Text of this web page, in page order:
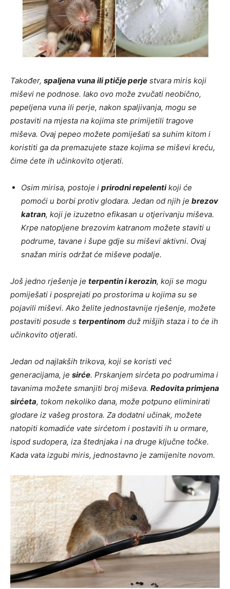
Također, spaljena vuna ili ptičje perje stvara miris koji
miševi ne podnose. Iako ovo može zvučati neobično,
pepeljena vuna ili perje, nakon spaljivanja, mogu se
postaviti na mjesta na kojima ste primijetili tragove
miševa. Ovaj pepeo možete pomiješati sa suhim kitom i
koristiti ga da premazujete staze kojima se miševi kreću,
čime ćete ih učinkovito otjerati.
Osim mirisa, postoje i prirodni repelentikoji će
pomoći u borbi protiv glodara. Jedan od njih je brezov
katran, koji je izuzetno efikasan u otjerivanju miševa.
Krpe natopljene brezovim katranom možete staviti u
podrume, tavane i šupe gdje su miševi aktivni. Ovaj
snažan miris održat će miševe podalje.
Još jedno rješenje je terpentin i kerozin, koji se mogu
pomiješati i posprejati po prostorima u kojima su se
pojavili miševi. Ako želite jednostavnije rješenje, možete
postaviti posude s terpentinom duž mišjih staza i to će ih
učinkovito otjerati.
Jedan od najlakših trikova, koji se koristi već
generacijama, je sirće. Prskanjem sirćeta po podrumima i
tavanima možete smanjiti broj miševa. Redovita primjena
sirćeta, tokom nekoliko dana, može potpuno eliminirati
glodare iz vašeg prostora. Za dodatni učinak, možete
natopiti komadiće vate sirćetom i postaviti ih u ormare,
ispod sudopera, iza štednjaka i na druge ključne točke.
Kada vata izgubi miris, jednostavno je zamijenite novom.